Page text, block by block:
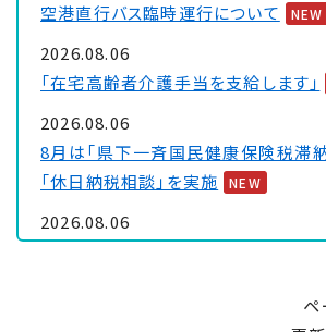
空港直行バス臨時運行について
NEW
2026.08.06
「在宅高齢者介護手当を支給します」
2026.08.06
8月は「県下一斉国民健康保険税滞
「休日納税相談」を実施
NEW
2026.08.06
「里親制度説明会 ～『里親』ってな
ペ